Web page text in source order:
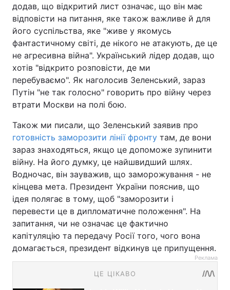
додав, що відкритий лист означає, що він має
відповісти на питання, яке також важливе й для
його суспільства, яке "живе у якомусь
фантастичному світі, де нікого не атакують, де це
не агресивна війна". Український лідер додав, що
хотів "відкрито розповісти, де ми
перебуваємо". Як наголосив Зеленський, зараз
Путін "не так голосно" говорить про війну через
втрати Москви на полі бою.
Також ми писали, що Зеленський заявив про
готовність заморозити лінії фронту там, де вони
зараз знаходяться, якщо це допоможе зупинити
війну. На його думку, це найшвидший шлях.
Водночас, він зауважив, що заморожування - не
кінцева мета. Президент України пояснив, що
ідея полягає в тому, щоб "заморозити і
перевести це в дипломатичне положення". На
запитання, чи не означає це фактично
капітуляцію та передачу Росії того, чого вона
домагається, президент відкинув це припущення.
Реклама